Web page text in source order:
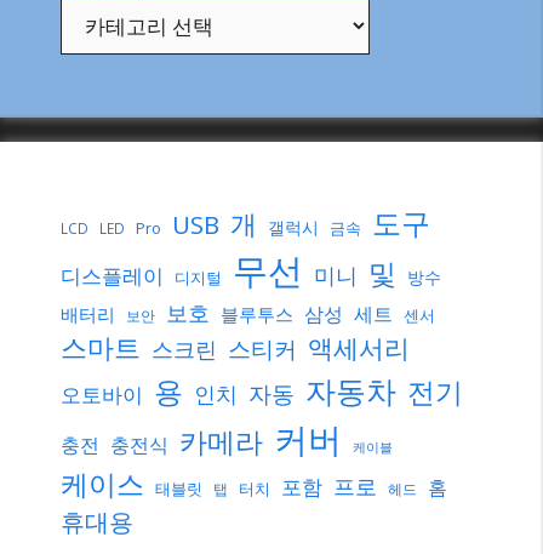
LCD LED Pro USB 개 갤럭시 금속 도구
디스플레이 디지털 무선 미니 및 방수
배터리 보안 보호 블루투스 삼성 세트 센서
스마트 스크린 스티커 액세서리
오토바이 용 인치 자동 자동차 전기
충전 충전식 카메라 커버 케이블
케이스 태블릿 탭 터치 포함 프로 헤드 홈
휴대용